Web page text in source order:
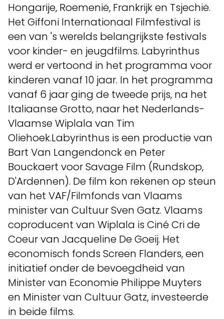
Hongarije, Roemenië, Frankrijk en Tsjechië.
Het Giffoni Internationaal Filmfestival is
een van 's werelds belangrijkste festivals
voor kinder- en jeugdfilms. Labyrinthus
werd er vertoond in het programma voor
kinderen vanaf 10 jaar. In het programma
vanaf 6 jaar ging de tweede prijs, na het
Italiaanse Grotto, naar het Nederlands-
Vlaamse Wiplala van Tim
Oliehoek.Labyrinthus is een productie van
Bart Van Langendonck en Peter
Bouckaert voor Savage Film (Rundskop,
D'Ardennen). De film kon rekenen op steun
van het VAF/Filmfonds van Vlaams
minister van Cultuur Sven Gatz. Vlaams
coproducent van Wiplala is Ciné Cri de
Coeur van Jacqueline De Goeij. Het
economisch fonds Screen Flanders, een
initiatief onder de bevoegdheid van
Minister van Economie Philippe Muyters
en Minister van Cultuur Gatz, investeerde
in beide films.